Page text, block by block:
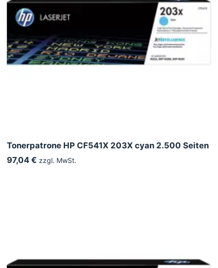
Tonerpatrone HP CF541X 203X cyan 2.500 Seiten
97,04 € zzgl. MwSt.